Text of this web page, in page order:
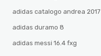
adidas catalogo andrea 2017
adidas duramo 8
adidas messi 16.4 fxg